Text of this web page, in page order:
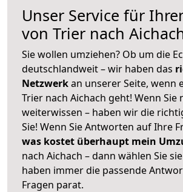
Unser Service für
von Trier nach
Sie wollen umziehen? Ob um die
deutschlandweit – wir haben das
Netzwerkan unserer Seite, wenn
Trier nach Aichach geht! Wenn Sie
weiterwissen – haben wir die
Sie! Wenn Sie Antworten auf Ihre
was kostet überhaupt mein
nach Aichach – dann wählen Sie
haben immer die passende
Fragen parat.